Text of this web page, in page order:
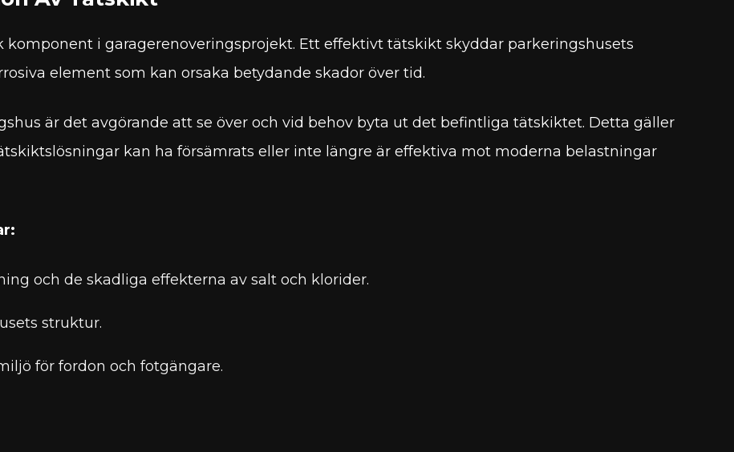
i garagerenoveringsprojekt. Ett effektivt tätskikt skyddar parkeringshusets
element som kan orsaka betydande skador över tid.
är det avgörande att se över och vid behov byta ut det befintliga tätskiktet. Detta gäller
kan ha försämrats eller inte längre är effektiva mot moderna belastningar
och de skadliga effekterna av salt och klorider.
struktur.
för fordon och fotgängare.